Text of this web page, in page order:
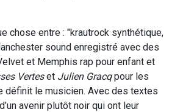
chose entre : "krautrock synthétique,
sound enregistré avec des
et Memphis rap pour enfant et
Verteset Julien Gracqpour les
définit le musicien. Avec des textes
avenir plutôt noir qui ont leur